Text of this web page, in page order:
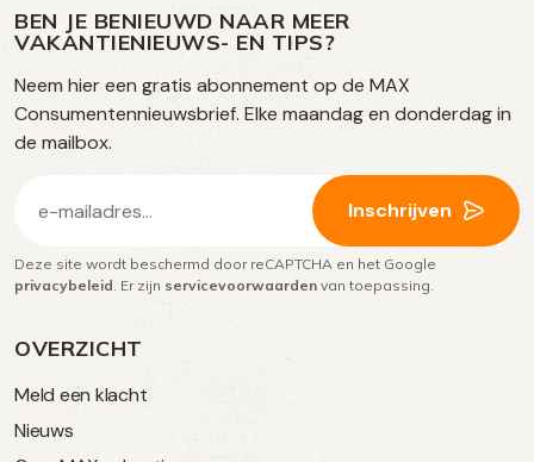
OVERZICHT
Meld een klacht
Nieuws
op
social
media
op
Facebook
op
TikTok
op
Instagram
BEN JE BENIEUWD NAAR MEER
VAKANTIENIEUWS- EN TIPS?
Neem hier een gratis abonnement op de MAX
Consumentennieuwsbrief. Elke maandag en donderdag in
de mailbox.
mailadres
(Vereist)
Inschrijven
Deze site wordt beschermd door reCAPTCHA en het Google
privacybeleid . Er zijn servicevoorwaarden van toepassing.